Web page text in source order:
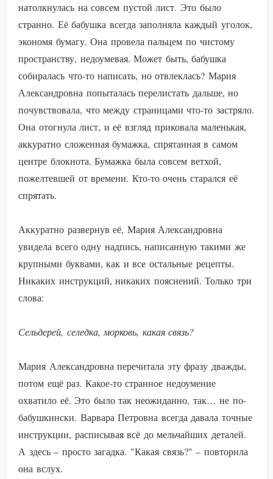
натолкнулась на совсем пустой лист. Это было
странно. Её бабушка всегда заполняла каждый уголок,
экономя бумагу. Она провела пальцем по чистому
пространству, недоумевая. Может быть, бабушка
собиралась что-то написать, но отвлеклась? Мария
Александровна попыталась перелистать дальше, но
почувствовала, что между страницами что-то застряло.
Она отогнула лист, и её взгляд приковала маленькая,
аккуратно сложенная бумажка, спрятанная в самом
центре блокнота. Бумажка была совсем ветхой,
пожелтевшей от времени. Кто-то очень старался её
спрятать.
Аккуратно развернув её, Мария Александровна
увидела всего одну надпись, написанную такими же
крупными буквами, как и все остальные рецепты.
Никаких инструкций, никаких пояснений. Только три
слова:
Сельдерей, селедка, морковь, какая связь?
Мария Александровна перечитала эту фразу дважды,
потом ещё раз. Какое-то странное недоумение
охватило её. Это было так неожиданно, так… не по-
бабушкински. Варвара Петровна всегда давала точные
инструкции, расписывая всё до мельчайших деталей.
А здесь – просто загадка. "Какая связь?" – повторила
она вслух.